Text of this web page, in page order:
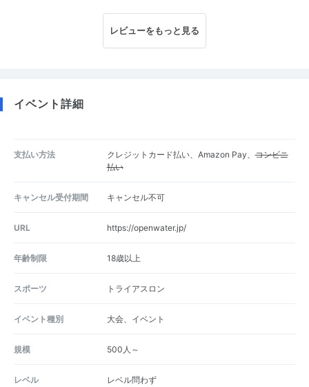
レビューをもっと見る
イベント詳細
支払い方法 クレジットカード払い、Amazon Pay、コンビニ
払い
キャンセル受付期間 キャンセル不可
URL https://openwater.jp/
年齢制限 18歳以上
スポーツ トライアスロン
イベント種別 大会、イベント
規模 500人～
レベル レベル問わず